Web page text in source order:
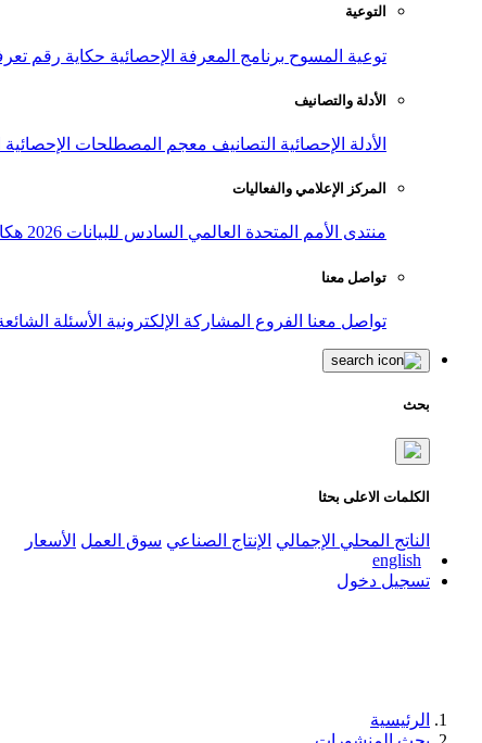
التوعية
توعية المسوح برنامج المعرفة الإحصائية حكاية رقم
الأدلة والتصانيف
الأدلة الإحصائية التصانيف معجم المصطلحات الإحصائية
المركز الإعلامي والفعاليات
منتدى الأمم المتحدة العالمي السادس للبيانات 2026
تواصل معنا
تواصل معنا الفروع المشاركة الإلكترونية الأسئلة
بحث
الكلمات الاعلى بحثا
الناتج المحلي الإجمالي الإنتاج الصناعي سوق العمل الأسعار
english
تسجيل دخول
الرئيسية